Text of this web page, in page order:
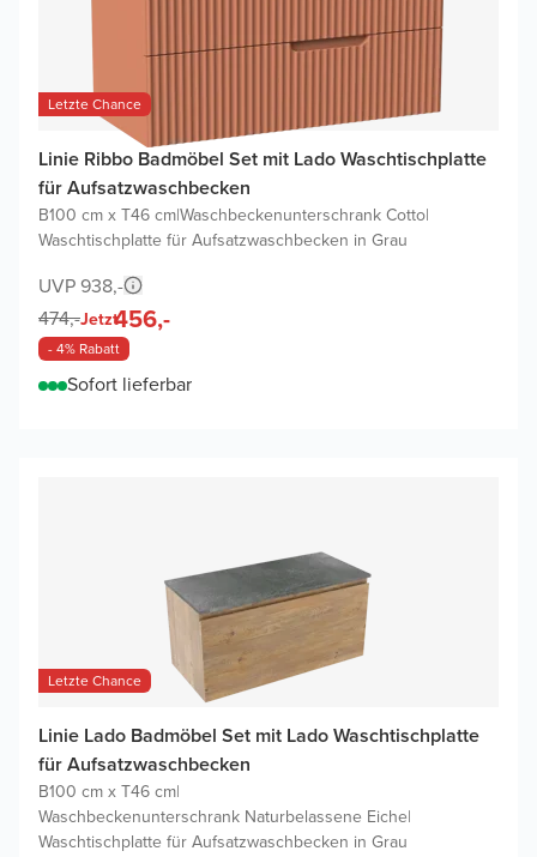
Letzte Chance
Linie Ribbo Badmöbel Set mit Lado Waschtischplatte
für Aufsatzwaschbecken
B100 cm x T46 cm|Waschbeckenunterschrank Cotto|
Waschtischplatte für Aufsatzwaschbecken in Grau
UVP 938,-
474,-Jetzt456,-
- 4% Rabatt
Sofort lieferbar
Letzte Chance
Linie Lado Badmöbel Set mit Lado Waschtischplatte
für Aufsatzwaschbecken
B100 cm x T46 cm|
Waschbeckenunterschrank Naturbelassene Eiche|
Waschtischplatte für Aufsatzwaschbecken in Grau